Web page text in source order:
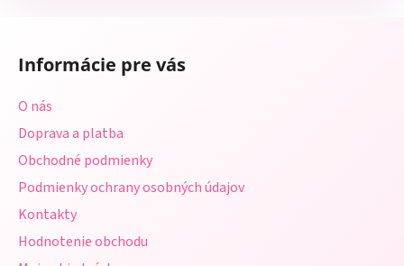
Informácie pre vás
O nás
Doprava a platba
Obchodné podmienky
Podmienky ochrany osobných údajov
Kontakty
Hodnotenie obchodu